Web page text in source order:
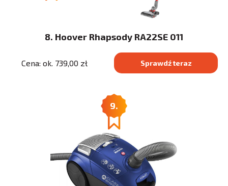
8. Hoover Rhapsody RA22SE 011
Cena: ok. 739,00 zł Sprawdź teraz
9.